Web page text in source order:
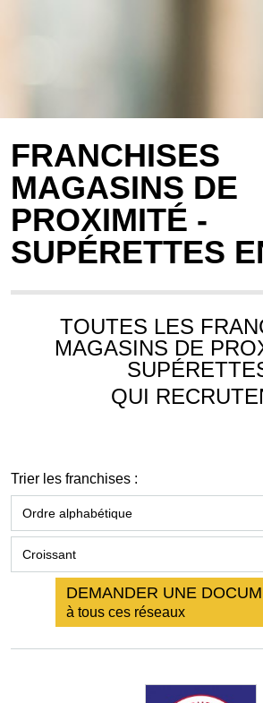
FRANCHISES
MAGASINS DE
PROXIMITÉ -
SUPÉRETTES
TOUTES LES
MAGASINS DE
QUI
Trier les franchises :
DEMANDER UNE
à tous ces réseaux